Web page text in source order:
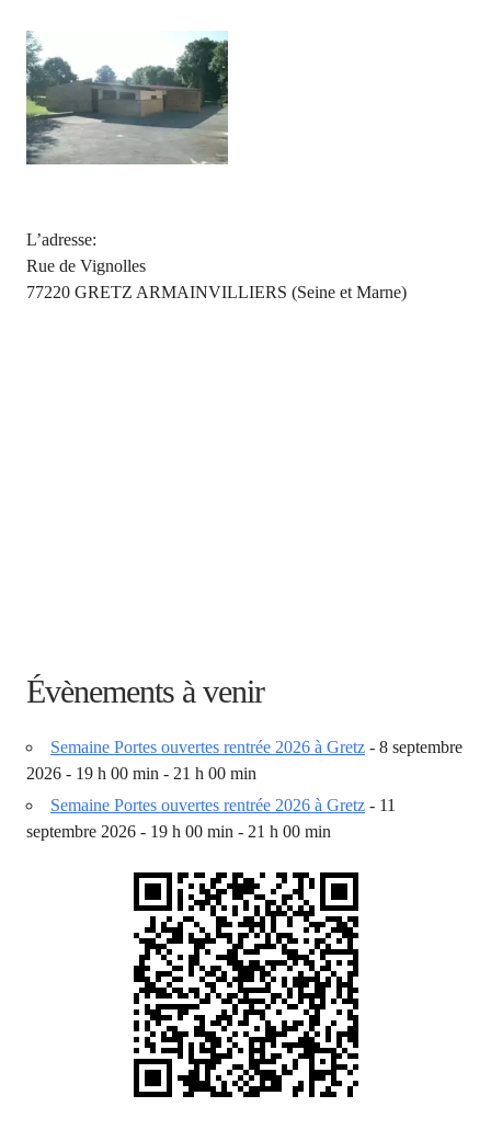
L’adresse:
Rue de Vignolles
77220 GRETZ ARMAINVILLIERS (Seine et Marne)
Évènements à venir
Semaine Portes ouvertes rentrée 2026 à Gretz - 8 septembre
2026 - 19 h 00 min - 21 h 00 min
Semaine Portes ouvertes rentrée 2026 à Gretz - 11
septembre 2026 - 19 h 00 min - 21 h 00 min